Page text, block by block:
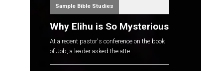
Sample Bible Studies
Why Elihu is So Mysterious
At a recent pastor's conference on the book
of Job, a leader asked the atte...